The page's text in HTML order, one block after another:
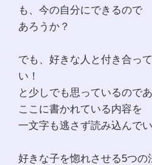
も、今の自分にできるので
あろうか？
でも、好きな人と付き合っ
い！
と少しでも思っているので
ここに書かれている内容を
一文字も逃さず読み込んで
好きな子を惚れさせる5つの